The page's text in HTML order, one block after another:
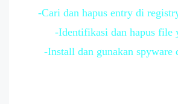
-Cari dan hapus entry di
-Identifikasi dan hapus file
-Install dan gunakan spyware